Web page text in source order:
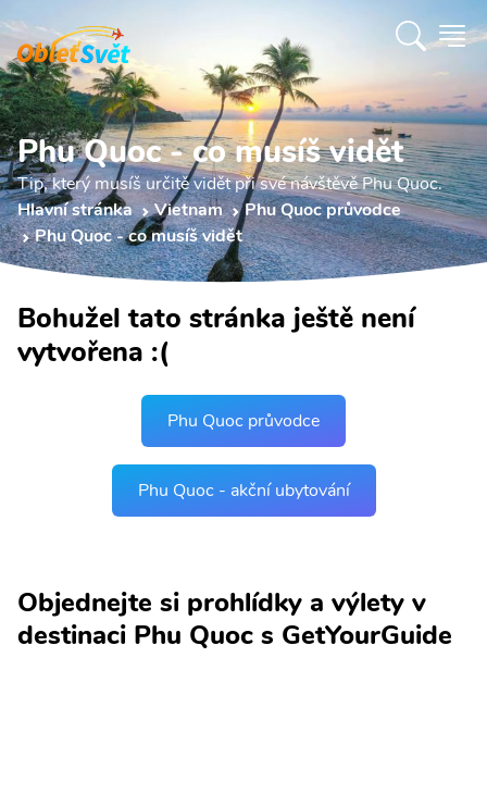
Phu Quoc - co musíš vidět
Tip, který musíš určitě vidět při své návštěvě Phu Quoc.
Hlavní stránka
Vietnam
Phu Quoc průvodce
Phu Quoc - co musíš vidět
Bohužel tato stránka ještě není
vytvořena :(
Phu Quoc průvodce
Phu Quoc - akční ubytování
Objednejte si prohlídky a výlety v
destinaci Phu Quoc s GetYourGuide